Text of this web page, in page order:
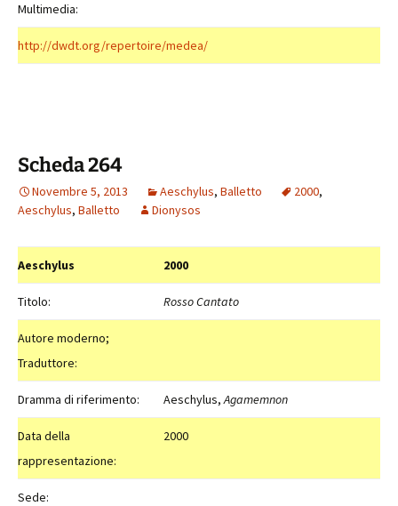
Multimedia:
http://dwdt.org/repertoire/medea/
Scheda 264
Novembre 5, 2013 Aeschylus, Balletto 2000,
Aeschylus, Balletto Dionysos
Aeschylus 2000
Titolo: Rosso Cantato
Autore moderno;
Traduttore:
Dramma di riferimento: Aeschylus,Agamemnon
Data della
rappresentazione:
2000
Sede: